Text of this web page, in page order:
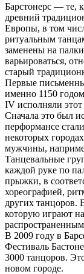
Барстонерс — те,
древний
Европы, в том
ритуальным
заменены на
варьироваться,
старый
Первые
именно 1150
IV исполняли этот
Сначала это был
перформансе
некоторых
мужчины,
Танцевальные
каждой руке по
прыжки, в
хореографией,
других танцоров.
которую играют
В 2009 году в
Фестиваль
3000 танцоров.
новом городе.